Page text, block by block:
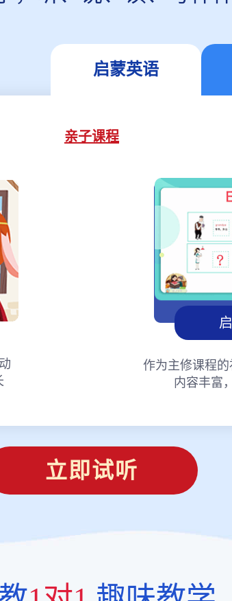
启蒙英语
亲子课程
作为主修课程
内容丰富
立即试听